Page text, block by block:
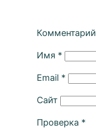
Комментарий
Имя *
Email *
Сайт
Проверка *